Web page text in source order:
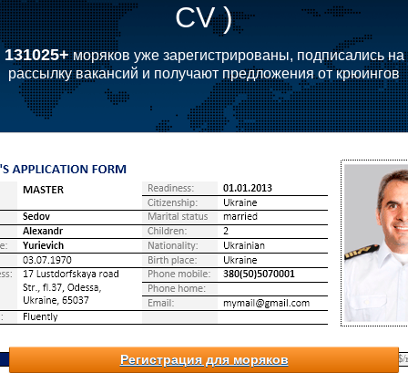
CV )
131025+моряков уже зарегистрированы, подписались на
рассылку вакансий и получают предложения от крюингов
Регистрация для моряков